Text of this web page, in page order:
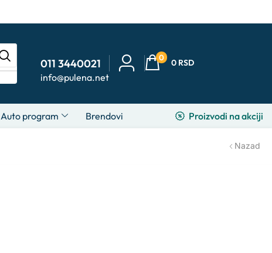
011 3440021
info@pulena.net
0
0 RSD
Auto program Brendovi Proizvodi na akciji
Nazad